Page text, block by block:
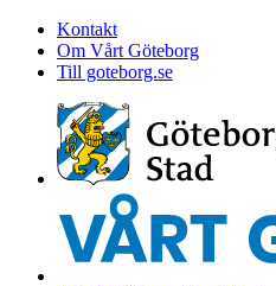
Kontakt
Om Vårt Göteborg
Till goteborg.se